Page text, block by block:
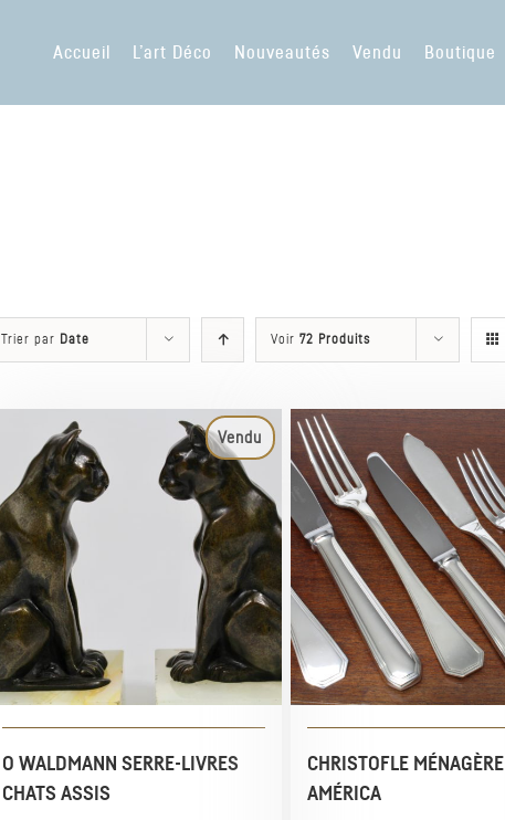
Accueil L’art Déco Nouveautés Vendu Boutique
Trier par Date Voir72 Produits
Vendu
O WALDMANN SERRE-LIVRES
CHATS ASSIS
CHRISTOFLE MÉNAGÈRE
AMÉRICA